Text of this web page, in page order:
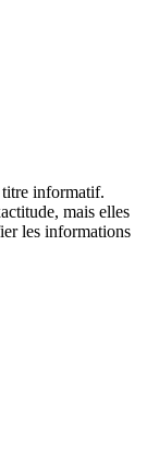
titre informatif.
mais elles
les informations